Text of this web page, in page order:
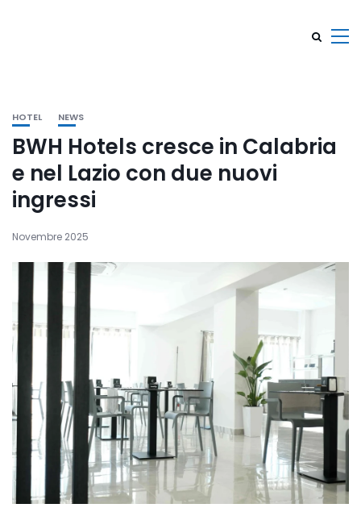
HOTEL NEWS
BWH Hotels cresce in Calabria
e nel Lazio con due nuovi
ingressi
Novembre 2025